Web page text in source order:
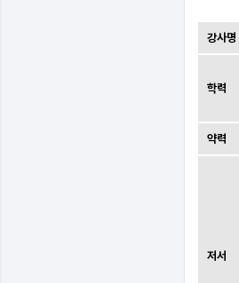
강사명
학력
약력
저서